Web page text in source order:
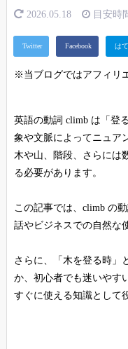
2026.05.18 目安時
※当ブログではアフィリ
英語の動詞 climb は「登
象や文脈によってニュア
木や山、階段、さらには
る必要があります。
この記事では、climb の
話やビジネスでの自然な
さらに、「木を登る時」
か、初心者でも迷いやす
すぐに使える知識として